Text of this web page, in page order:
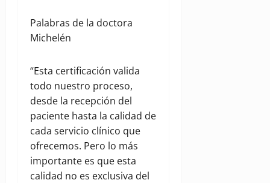
Palabras de la doctora
Michelén
“Esta certificación valida
todo nuestro proceso,
desde la recepción del
paciente hasta la calidad de
cada servicio clínico que
ofrecemos. Pero lo más
importante es que esta
calidad no es exclusiva del